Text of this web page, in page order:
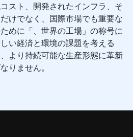
スト、開発されたインフラ、そ
けでなく、国際市場でも重要な
めに「、世界の工場」の称号に
い経済と環境の課題を考える
より持続可能な生産形態に革新
りません。